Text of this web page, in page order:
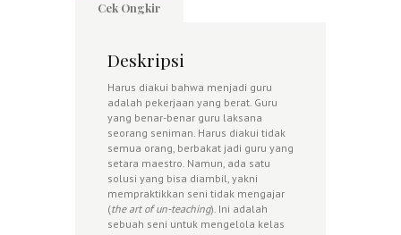
Cek Ongkir
Deskripsi
Harus diakui bahwa menjadi guru
adalah pekerjaan yang berat. Guru
yang benar-benar guru laksana
seorang seniman. Harus diakui tidak
semua orang, berbakat jadi guru yang
setara maestro. Namun, ada satu
solusi yang bisa diambil, yakni
mempraktikkan seni tidak mengajar
(the art of un-teaching). Ini adalah
sebuah seni untuk mengelola kelas